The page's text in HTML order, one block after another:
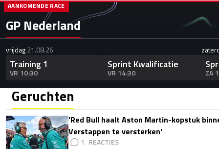
GP Nederland
AANKOMENDE RACE
vrijdag21.08.26
Training 1
VR 10:30
Sprint Kwalificatie
VR 14:30 ZA
Geruchten
'Red Bull haalt Aston Martin-kopstuk
Verstappen te versterken'
1